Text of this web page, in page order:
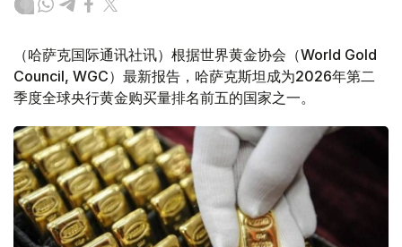
（哈萨克国际通讯社讯）根据世界黄金协会（World Gold
Council, WGC）最新报告，哈萨克斯坦成为2026年第二
季度全球央行黄金购买量排名前五的国家之一。